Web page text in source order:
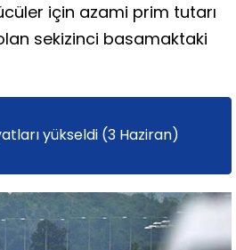
için azami prim tutarı
sekizinci basamaktaki
yükseldi (3 Haziran)